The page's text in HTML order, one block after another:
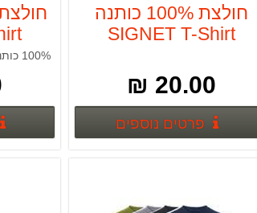
חולצת 100% כותנה
SIGNET T-Shirt
20.00 ₪
פרטים נוספיםפרטים נוספים
100% כותנה